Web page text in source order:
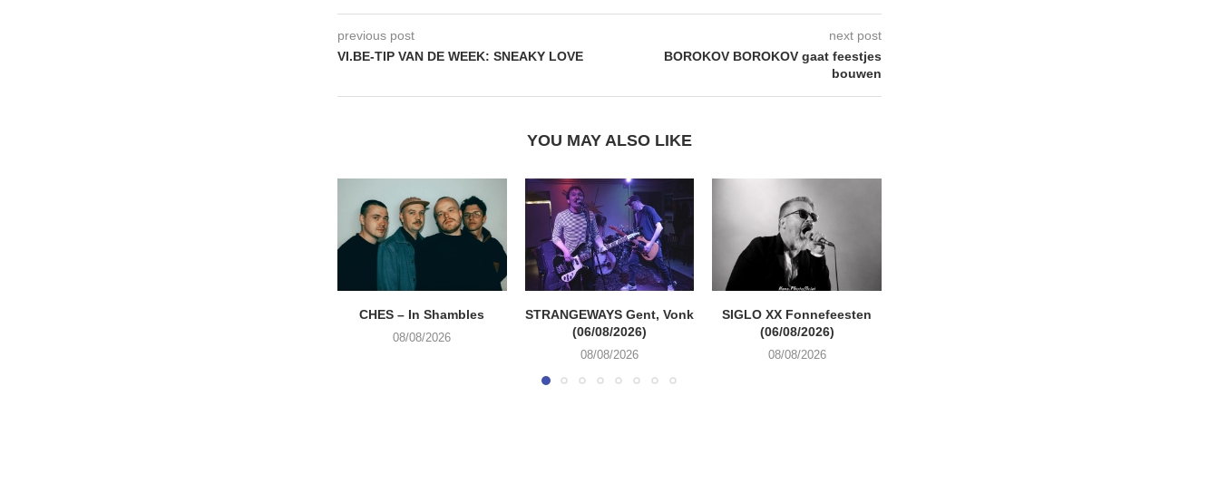
previous post
VI.BE-TIP VAN DE WEEK: SNEAKY LOVE
next post
BOROKOV BOROKOV gaat feestjes
bouwen
YOU MAY ALSO LIKE
CHES – In Shambles
08/08/2026
STRANGEWAYS Gent, Vonk
(06/08/2026)
08/08/2026
SIGLO XX Fonnefeesten
(06/08/2026)
08/08/2026